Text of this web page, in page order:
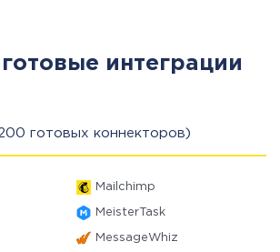
интеграции
готовых коннекторов)
Mailchimp
MeisterTask
MessageWhiz